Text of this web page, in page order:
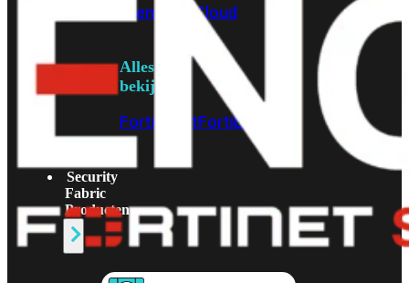
Prem
FortiCloud
Alles
bekijken
FortiClientFortiEndpoint
Security
Fabric
Producten